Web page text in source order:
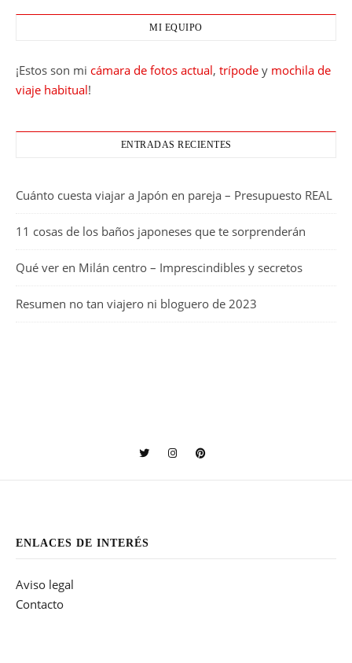
MI EQUIPO
¡Estos son mi cámara de fotos actual, trípode y mochila de
viaje habitual!
ENTRADAS RECIENTES
Cuánto cuesta viajar a Japón en pareja – Presupuesto REAL
11 cosas de los baños japoneses que te sorprenderán
Qué ver en Milán centro – Imprescindibles y secretos
Resumen no tan viajero ni bloguero de 2023
ENLACES DE INTERÉS
Aviso legal
Contacto